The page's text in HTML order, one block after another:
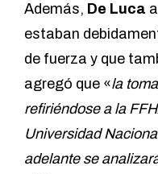
Además, De Luca
estaban
de fuerza y que
agregó que «la
refiriéndose a la
Universidad
adelante se